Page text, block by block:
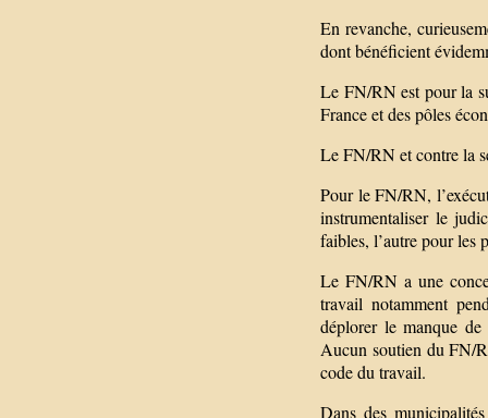
En revanche,
dont bénéficient
Le FN/RN est pour la
France et des pôles
Le FN/RN et contre la
Pour le FN/RN,
instrumentaliser le
faibles, l’autre pour les
Le FN/RN a une
travail notamment
déplorer le manque
Aucun soutien du FN/
code du travail.
Dans des